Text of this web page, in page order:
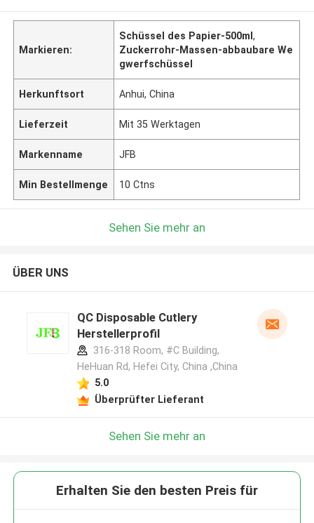
Markieren:
Schüssel des Papier-500ml,
Zuckerrohr-Massen-abbaubare We
gwerfschüssel
Herkunftsort Anhui, China
Lieferzeit Mit 35 Werktagen
Markenname JFB
Min Bestellmenge 10 Ctns
Sehen Sie mehr an
ÜBER UNS
QC Disposable Cutlery
Herstellerprofil
316-318 Room, #C Building,
HeHuan Rd, Hefei City, China ,China
5.0
Überprüfter Lieferant
Sehen Sie mehr an
Erhalten Sie den besten Preis für